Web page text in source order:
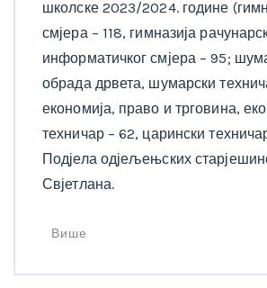
школске 2023/2024. године
смјера – 118, гимназија
информатичког смјера – 95;
обрада дрвета, шумарски
економија, право и трговина,
техничар – 62, царински
Подјела одјељењских
Свјетлана.
Више